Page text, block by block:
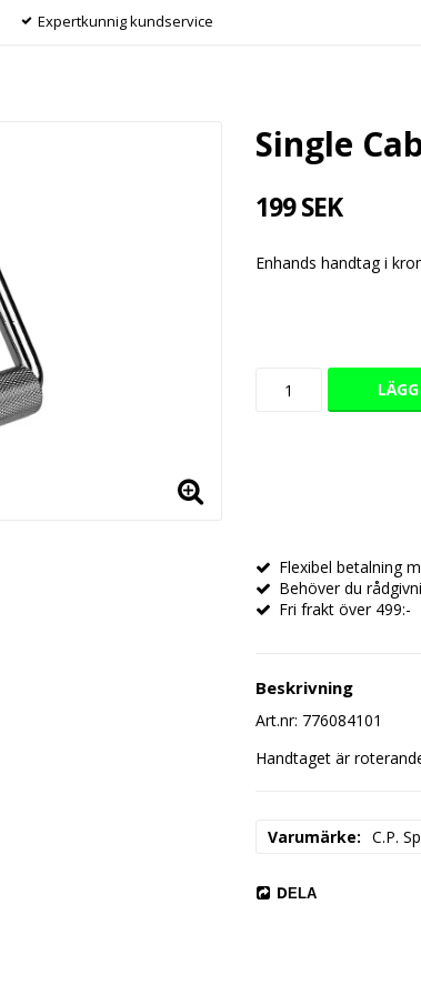
Expertkunnig kundservice
Single
199 SEK
Enhands handtag i
Flexibel betalning
Behöver du
Fri frakt över 499:-
Beskrivning
Art.nr: 776084101
Handtaget är
Varumärke C.P.
DELA